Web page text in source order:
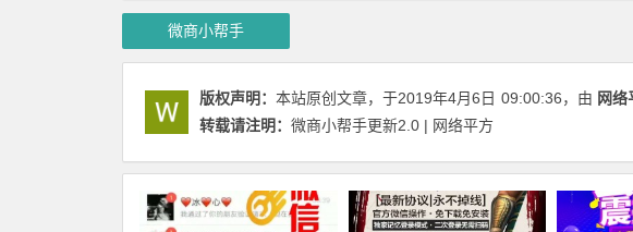
微商小帮手
版权声明： 本站原创文章，于2019年4月6日 09:00:36，由 网络
转载请注明： 微商小帮手更新2.0 | 网络平方